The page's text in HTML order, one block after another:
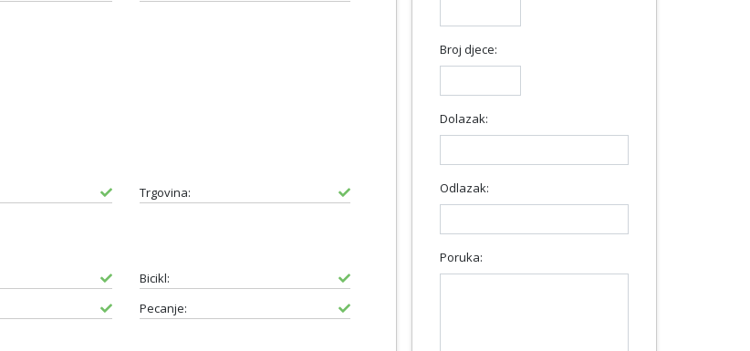
Trgovina:
Bicikl:
Pecanje:
Broj djece:
Dolazak:
Odlazak:
Poruka: